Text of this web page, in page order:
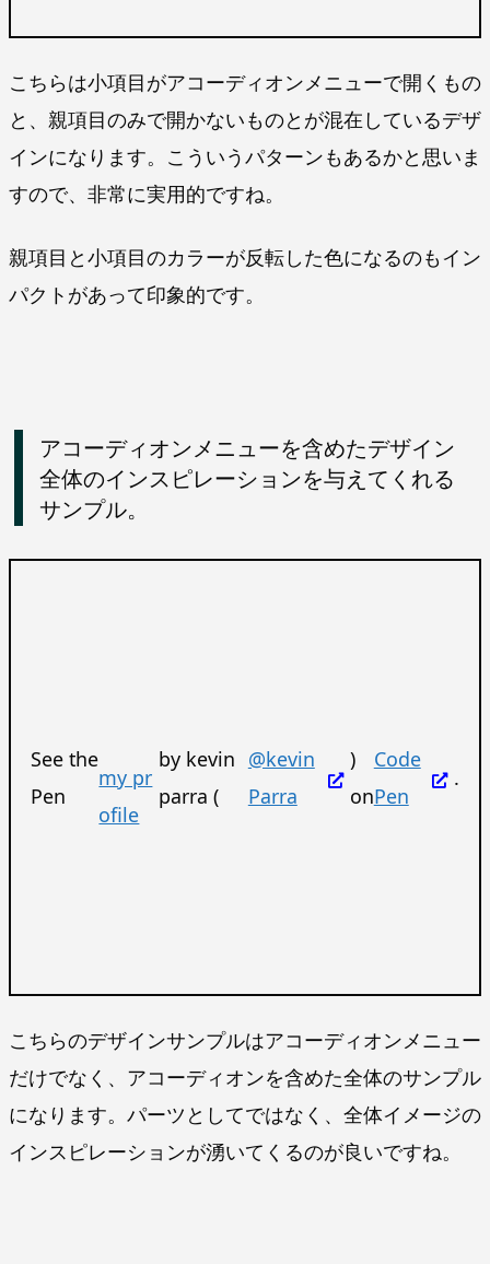
こちらは小項目がアコーディオンメニューで開くもの
と、親項目のみで開かないものとが混在しているデザ
インになります。こういうパターンもあるかと思いま
すので、非常に実用的ですね。
親項目と小項目のカラーが反転した色になるのもイン
パクトがあって印象的です。
アコーディオンメニューを含めたデザイン
全体のインスピレーションを与えてくれる
サンプル。
See the
Pen
my pr
ofile
by kevin
parra (
@kevin
Parra
)
on
Code
Pen
.
こちらのデザインサンプルはアコーディオンメニュー
だけでなく、アコーディオンを含めた全体のサンプル
になります。パーツとしてではなく、全体イメージの
インスピレーションが湧いてくるのが良いですね。